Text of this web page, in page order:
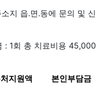
지 읍․면․동에 문의 및 신
: 1회 총 치료비용 45,000
지원액 본인부담금